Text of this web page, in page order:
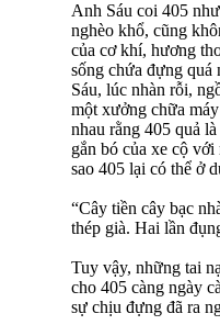
Anh Sáu coi 405
nghèo khổ, cũng
của cơ khí, hương
sống chứa đựng quá
Sáu, lúc nhàn rỗi,
một xưởng chữa
nhau rằng 405 quả
gắn bó của xe cộ
sao 405 lại có thể ở
“Cây tiền cây bạc
thép già. Hai lần
Tuy vậy, những tai
cho 405 càng ngày
sự chịu đựng đã ra